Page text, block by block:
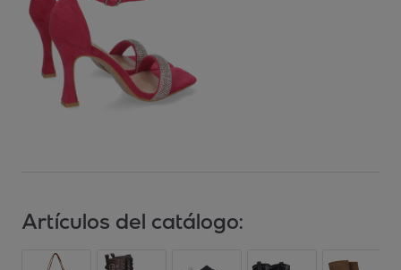
Artículos del catálogo: